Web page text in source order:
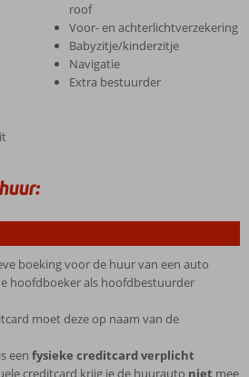
roof
Voor- en achterlichtverzekering
Babyzitje/kinderzitje
Navigatie
Extra bestuurder
boeking voor de huur van een auto
hoofdboeker als hoofdbestuurder
moet deze op naam van de
een fysieke creditcard verplicht
creditcard krijg je de huurauto niet mee